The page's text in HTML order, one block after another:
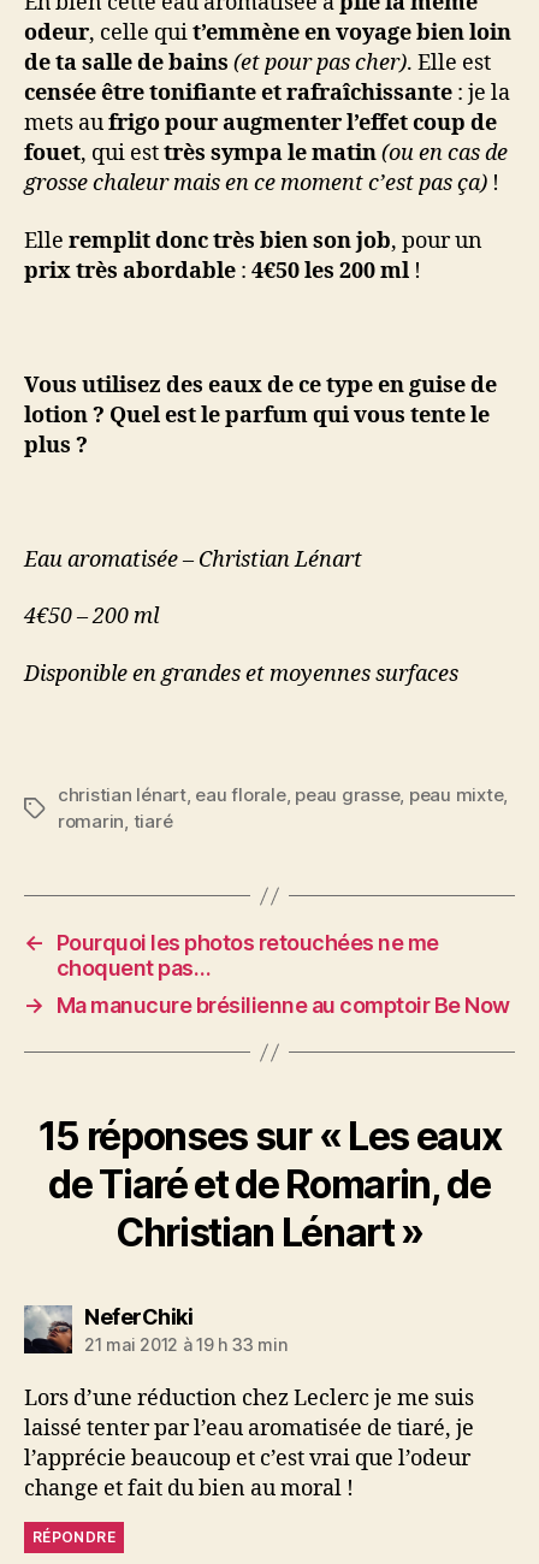
odeur, celle quit’emmène en voyage bien loin
de ta salle de bains (et pour pas cher). Elle est
censée être tonifiante et rafraîchissante : je la
mets aufrigo pour augmenter l’effet coup de
fouet, qui esttrès sympa le matin(ou en cas de
grosse chaleur mais en ce moment c’est pas ça) !
Elle remplit donc très bien son job, pour un
prix très abordable : 4€50 les 200 ml !
Vous utilisez des eaux de ce type en guise de
lotion ? Quel est le parfum qui vous tente le
plus ?
Eau aromatisée – Christian Lénart
4€50 – 200 ml
Disponible en grandes et moyennes surfaces
Étiquettes
christian lénart, eau florale, peau grasse, peau mixte,
romarin, tiaré
←
Pourquoi les photos retouchées ne me
choquent pas…
→
Ma manucure brésilienne au comptoir Be Now
15 réponses sur « Les eaux
de Tiaré et de Romarin, de
Christian Lénart »
NeferChikidit :
21 mai 2012 à 19 h 33 min
Lors d’une réduction chez Leclerc je me suis
laissé tenter par l’eau aromatisée de tiaré, je
l’apprécie beaucoup et c’est vrai que l’odeur
change et fait du bien au moral !
RÉPONDRE